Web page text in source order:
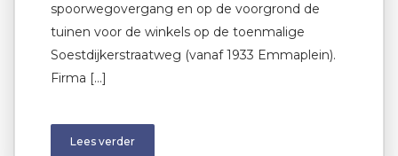
spoorwegovergang en op de voorgrond de
tuinen voor de winkels op de toenmalige
Soestdijkerstraatweg (vanaf 1933 Emmaplein).
Firma […]
Lees verder